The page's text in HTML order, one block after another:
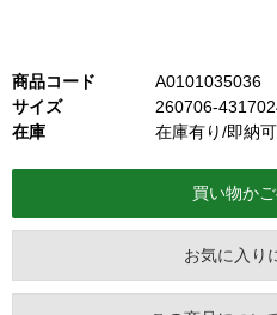
商品コード
A0101035036
サイズ
260706-
在庫
在庫有り/即納
お気に入り